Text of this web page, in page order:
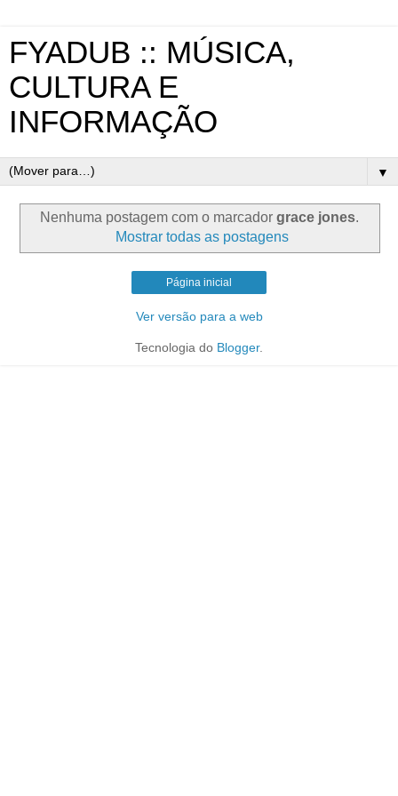
FYADUB :: MÚSICA,
CULTURA E
INFORMAÇÃO
▼
Nenhuma postagem com o marcador grace jones.
Mostrar todas as postagens
Página inicial
Ver versão para a web
Tecnologia do Blogger.